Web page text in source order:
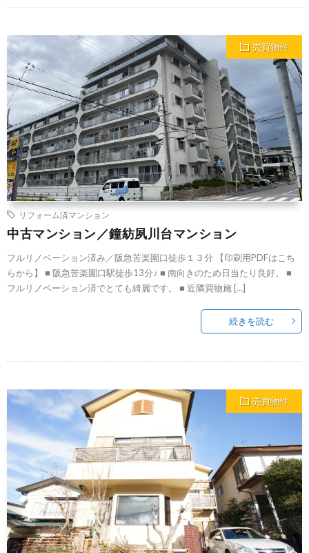
売買物件
リフォーム済マンション
中古マンション／鐘紡夙川台マンション
フルリノベーション済み／阪急苦楽園口徒歩１３分 【印刷用PDFはこち
らから】 ■ 阪急苦楽園口駅徒歩13分♪ ■ 南向きのため日当たり良好。 ■
フルリノベーション済でとても綺麗です。 ■ 近隣買物施 […]
続きを読む
売買物件